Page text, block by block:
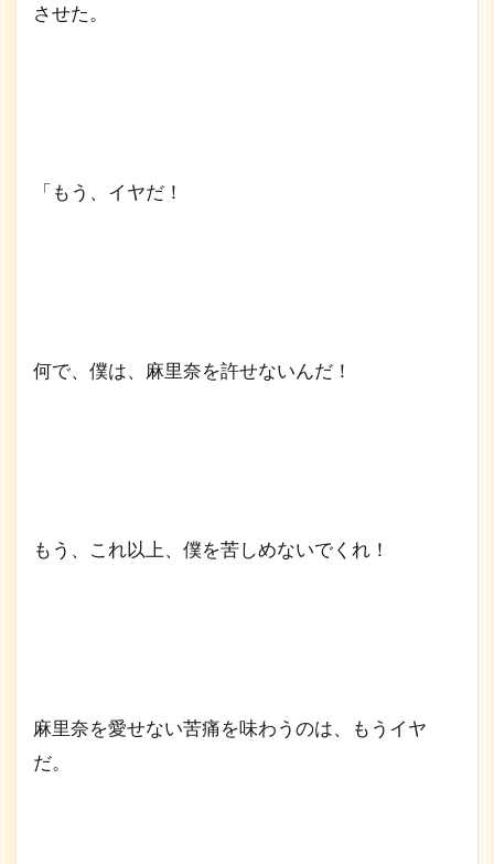
させた。
「もう、イヤだ！
何で、僕は、麻里奈を許せないんだ！
もう、これ以上、僕を苦しめないでくれ！
麻里奈を愛せない苦痛を味わうのは、もうイヤ
だ。